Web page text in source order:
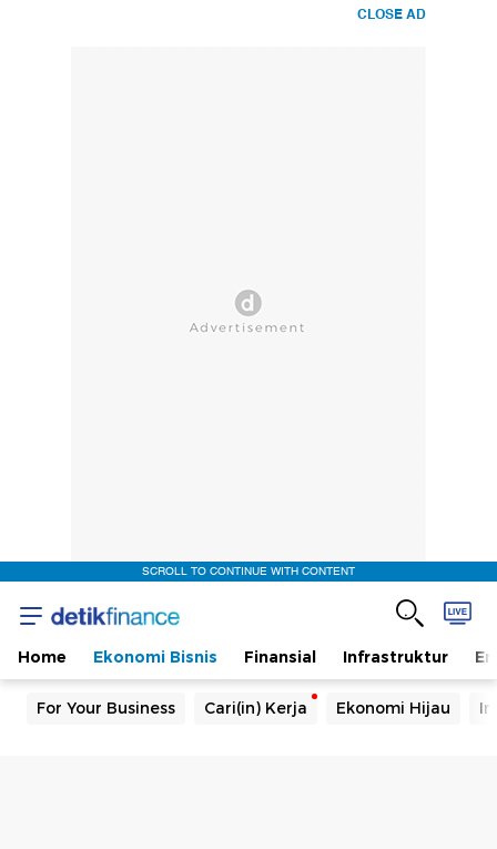
CLOSE AD
SCROLL TO CONTINUE WITH CONTENT
Home Ekonomi Bisnis Finansial Infrastruktur
For Your Business Cari(in) Kerja Ekonomi Hijau